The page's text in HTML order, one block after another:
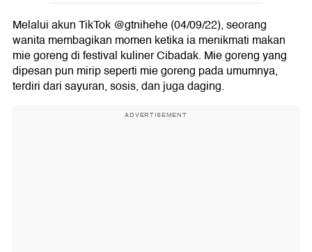
Melalui akun TikTok @gtnihehe (04/09/22), seorang
wanita membagikan momen ketika ia menikmati makan
mie goreng di festival kuliner Cibadak. Mie goreng yang
dipesan pun mirip seperti mie goreng pada umumnya,
terdiri dari sayuran, sosis, dan juga daging.
ADVERTISEMENT